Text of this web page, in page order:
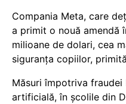
Compania Meta, care
a primit o nouă amendă
milioane de dolari, cea
siguranța copiilor,
Măsuri împotriva
artificială, în școlile din